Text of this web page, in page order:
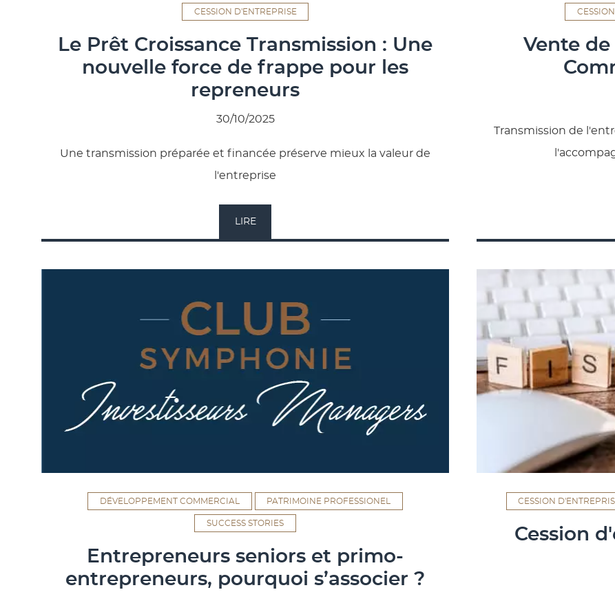
CESSION D'ENTREPRISE
Le Prêt Croissance Transmission : Une
nouvelle force de frappe pour les
repreneurs
30/10/2025
Une transmission préparée et financée préserve mieux la valeur de
l'entreprise
LIRE
Vente de
Transmission de
DÉVELOPPEMENT COMMERCIAL PATRIMOINE PROFESSIONEL
SUCCESS STORIES
Entrepreneurs seniors et primo-
entrepreneurs, pourquoi s’associer ?
CESSION
Cession